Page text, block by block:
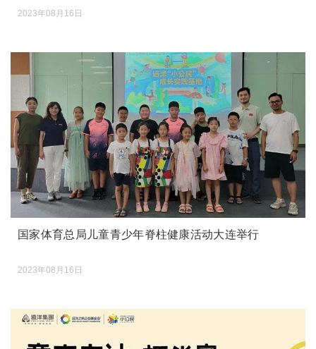
2023年08月16日
国家体育总局儿童青少年脊柱健康活动大连举行
2023年08月16日